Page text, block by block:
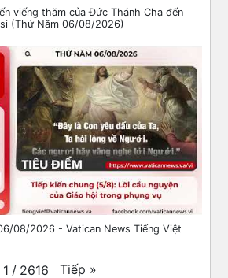
viếng thăm của Đức Thánh Cha đến
(Thứ Năm 06/08/2026)
08/2026 - Vatican News Tiếng Việt
1 / 2616 Tiếp »